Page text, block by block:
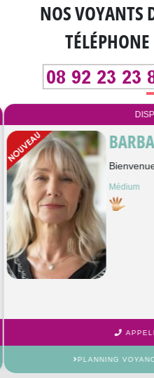
NOS VOYANTS
Médium
PLANNING